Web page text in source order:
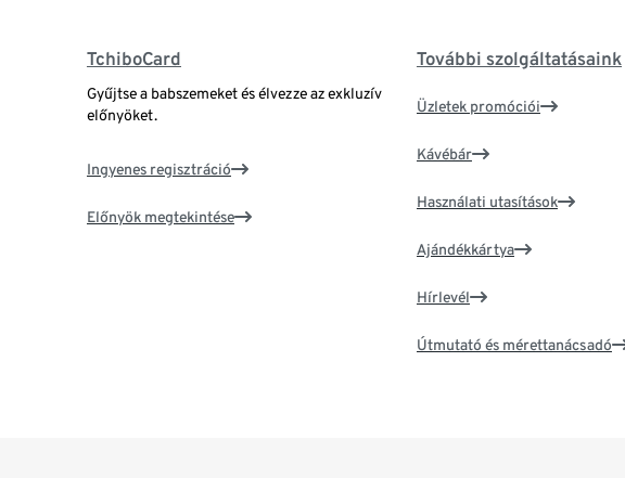
TchiboCard
Gyűjtse a babszemeket és élvezze az exkluzív
előnyöket.
Ingyenes regisztráció
Előnyök megtekintése
További szolgáltatásaink
Üzletek promóciói
Kávébár
Használati utasítások
Ajándékkártya
Hírlevél
Útmutató és mérettanácsadó